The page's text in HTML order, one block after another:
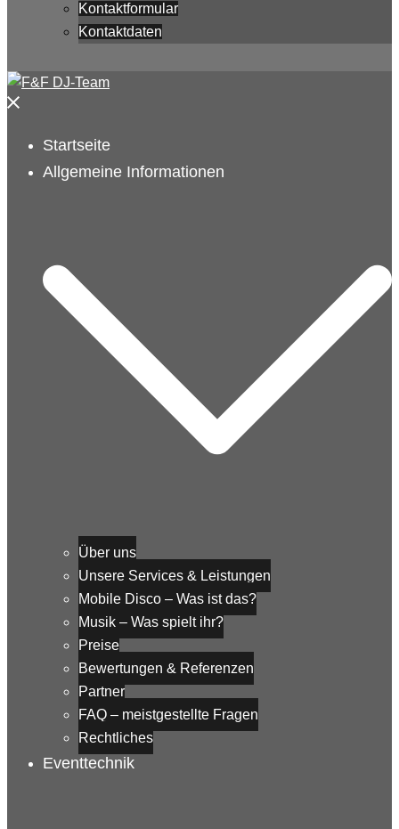
Kontaktformular
Kontaktdaten
Menü
Startseite
Allgemeine Informationen
Über uns
Unsere Services & Leistungen
Mobile Disco – Was ist das?
Musik – Was spielt ihr?
Preise
Bewertungen & Referenzen
Partner
FAQ – meistgestellte Fragen
Rechtliches
Eventtechnik